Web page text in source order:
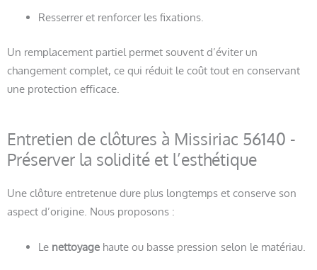
Resserrer et renforcer les fixations.
Un remplacement partiel permet souvent d’éviter un
changement complet, ce qui réduit le coût tout en conservant
une protection efficace.
Entretien de clôtures à Missiriac 56140 -
Préserver la solidité et l’esthétique
Une clôture entretenue dure plus longtemps et conserve son
aspect d’origine. Nous proposons :
Le nettoyagehaute ou basse pression selon le matériau.